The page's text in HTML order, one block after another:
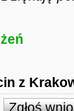
z
Zgłoś